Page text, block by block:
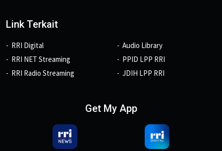
Link Terkait
RRI Digital
RRI NET Streaming
RRI Radio Streaming
Audio Library
PPID LPP RRI
JDIH LPP RRI
Get My App